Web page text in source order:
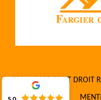
2016 - 2025 TOUT DROIT